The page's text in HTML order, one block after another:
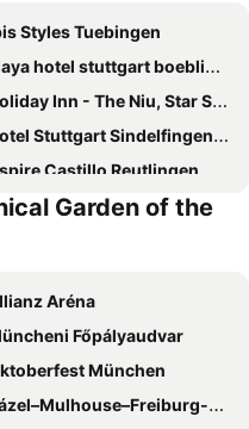
Styles Tuebingen
hotel stuttgart boeblingen
Inn - The Niu, Star Sindelfingen By Ihg
Stuttgart Sindelfingen City by Tulip Inn
Castillo Reutlingen, Trademark Collection by Wyndham
Am Schloss Tübingen
Domizil
Stuttgart Airport
Stuttgart Airport Messe
Gasthof Hasen
Garden of the
Aréna
Főpályaudvar
München
EuroAirport repülőtér